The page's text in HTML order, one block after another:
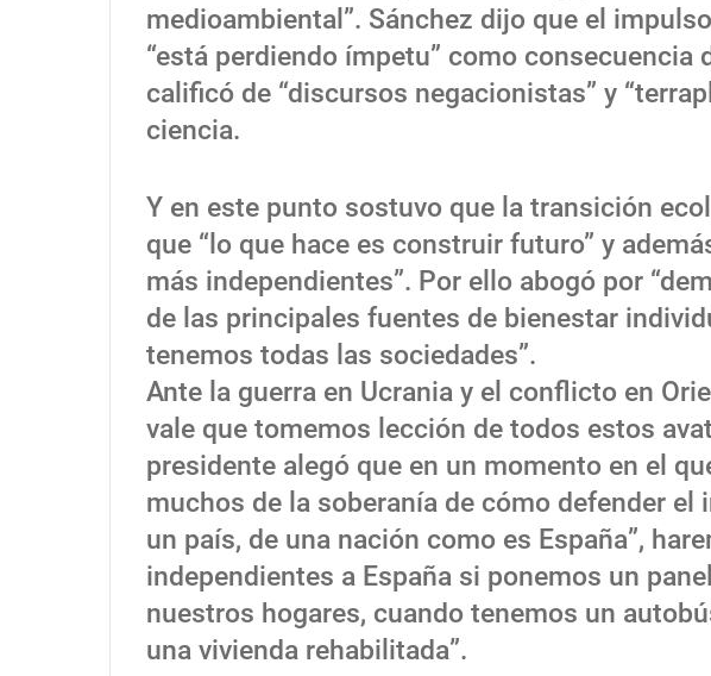
medioambiental”. Sánchez dijo que el
“está perdiendo ímpetu” como consecuencia
calificó de “discursos negacionistas” y
ciencia.
Y en este punto sostuvo que la transición
que “lo que hace es construir futuro” y
más independientes”. Por ello abogó por
de las principales fuentes de bienestar
tenemos todas las sociedades”.
Ante la guerra en Ucrania y el conflicto en
vale que tomemos lección de todos estos
presidente alegó que en un momento en el
muchos de la soberanía de cómo defender el
un país, de una nación como es España”,
independientes a España si ponemos un
nuestros hogares, cuando tenemos un
una vivienda rehabilitada”.